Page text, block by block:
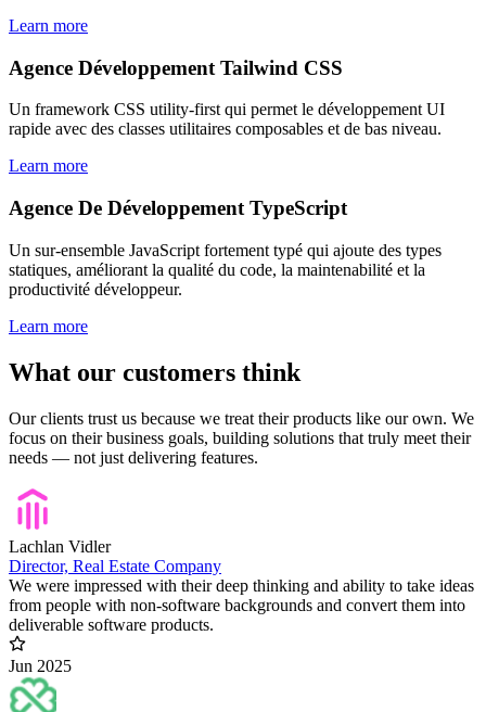
Learn more
Agence Développement Tailwind CSS
Un framework CSS utility-first qui permet le développement UI
rapide avec des classes utilitaires composables et de bas niveau.
Learn more
Agence De Développement TypeScript
Un sur-ensemble JavaScript fortement typé qui ajoute des types
statiques, améliorant la qualité du code, la maintenabilité et la
productivité développeur.
Learn more
What our customers think
Our clients trust us because we treat their products like our own. We
focus on their business goals, building solutions that truly meet their
needs — not just delivering features.
Lachlan Vidler
Director, Real Estate Company
We were impressed with their deep thinking and ability to take ideas
from people with non-software backgrounds and convert them into
deliverable software products.
Jun 2025